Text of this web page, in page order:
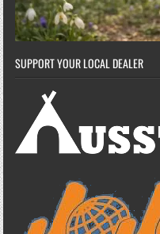
SUPPORT YOUR LOCAL DEALER